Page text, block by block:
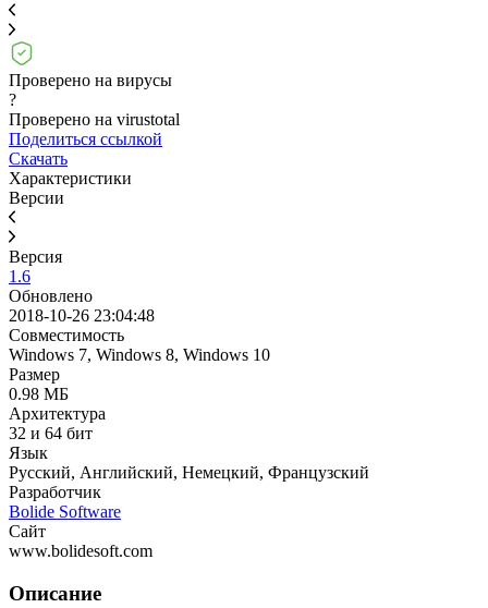
Проверено на вирусы
?
Проверено на virustotal
Поделиться ссылкой
Скачать
Характеристики
Версии
Версия
1.6
Обновлено
2018-10-26 23:04:48
Совместимость
Windows 7, Windows 8, Windows 10
Размер
0.98 МБ
Архитектура
32 и 64 бит
Язык
Русский, Английский, Немецкий, Французский
Разработчик
Bolide Software
Сайт
www.bolidesoft.com
Описание